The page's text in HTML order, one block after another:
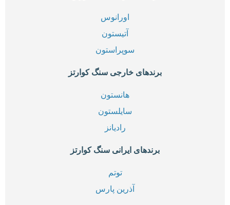
اورانوس
آتیستون
سوپراستون
برندهای خارجی سنگ کوارتز
هانستون
سایلستون
رادیانز
برندهای ایرانی سنگ کوارتز
توتم
آذرین پارس